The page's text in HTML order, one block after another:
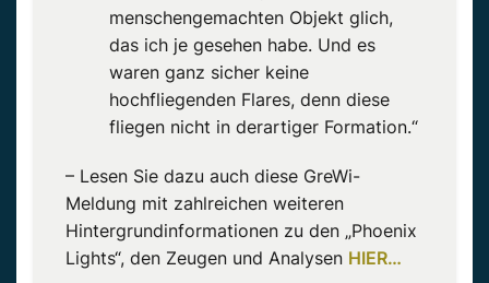
menschengemachten Objekt glich,
das ich je gesehen habe. Und es
waren ganz sicher keine
hochfliegenden Flares, denn diese
fliegen nicht in derartiger Formation.“
– Lesen Sie dazu auch diese GreWi-
Meldung mit zahlreichen weiteren
Hintergrundinformationen zu den „Phoenix
Lights“, den Zeugen und Analysen HIER…